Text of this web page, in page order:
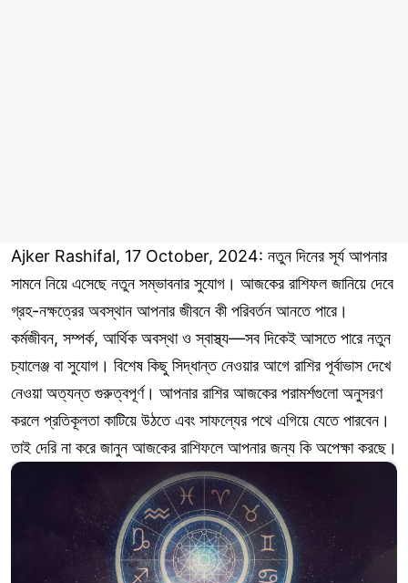
Ajker Rashifal, 17 October, 2024: নতুন দিনের সূর্য আপনার
সামনে নিয়ে এসেছে নতুন সম্ভাবনার সুযোগ। আজকের রাশিফল জানিয়ে দেবে
গ্রহ-নক্ষত্রের অবস্থান আপনার জীবনে কী পরিবর্তন আনতে পারে।
কর্মজীবন, সম্পর্ক, আর্থিক অবস্থা ও স্বাস্থ্য—সব দিকেই আসতে পারে নতুন
চ্যালেঞ্জ বা সুযোগ। বিশেষ কিছু সিদ্ধান্ত নেওয়ার আগে রাশির পূর্বাভাস দেখে
নেওয়া অত্যন্ত গুরুত্বপূর্ণ। আপনার রাশির আজকের পরামর্শগুলো অনুসরণ
করলে প্রতিকূলতা কাটিয়ে উঠতে এবং সাফল্যের পথে এগিয়ে যেতে পারবেন।
তাই দেরি না করে জানুন আজকের রাশিফলে আপনার জন্য কি অপেক্ষা করছে।